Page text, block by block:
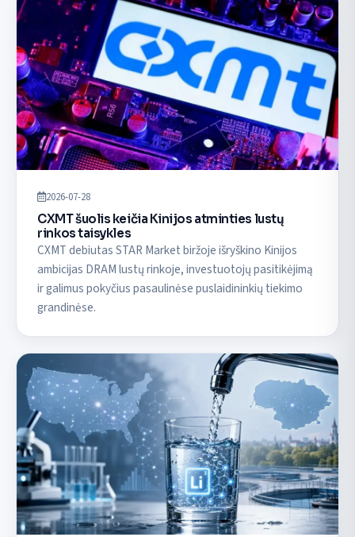
2026-07-28
CXMT šuolis keičia Kinijos atminties lustų
rinkos taisykles
CXMT debiutas STAR Market biržoje išryškino Kinijos
ambicijas DRAM lustų rinkoje, investuotojų pasitikėjimą
ir galimus pokyčius pasaulinėse puslaidininkių tiekimo
grandinėse.